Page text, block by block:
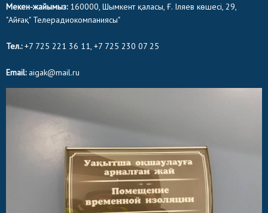
Мекен-жайымыз:160000, Шымкент қаласы, Ғ. Іляев көшесі, 29,
"Айғақ" Телерадиокомпаниясы"
Тел.:+7 725 221 36 11, +7 725 230 07 25
Email:aigak@mail.ru